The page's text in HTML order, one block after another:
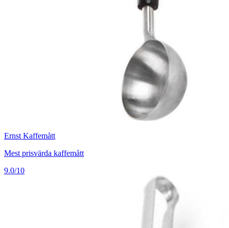
Ernst Kaffemått
Mest prisvärda kaffemått
9.0/10